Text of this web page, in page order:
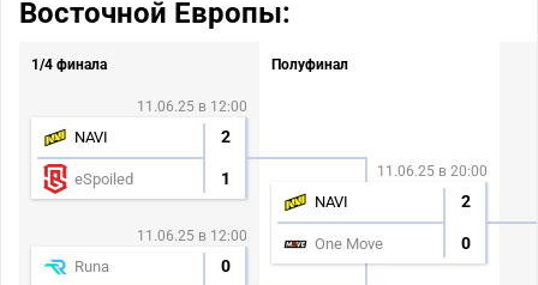
Восточной Европы:
1/4 финала
11.06.25 в 12:00
NAVI 2
eSpoiled 1
11.06.25 в 12:00
Runa 0
Полуфинал
11.06.25 в 20:00
NAVI 2
One Move 0